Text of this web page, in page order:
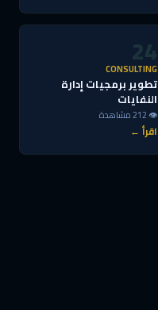
24
CONSULTING
تطوير برمجيات إدارة
النفايات
👁 212 مشاهدة
اقرأ ←